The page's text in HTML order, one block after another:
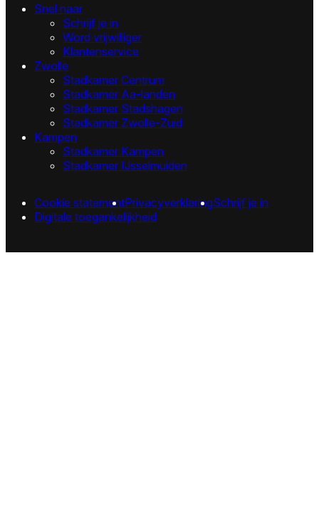
Snel naar
Schrijf je in
Word vrijwilliger
Klantenservice
Zwolle
Stadkamer Centrum
Stadkamer Aa-landen
Stadkamer Stadshagen
Stadkamer Zwolle-Zuid
Kampen
Stadkamer Kampen
Stadkamer IJsselmuiden
Cookie statementPrivacyverklaringSchrijf je in
Digitale toegankelijkheid